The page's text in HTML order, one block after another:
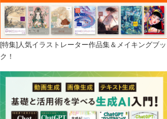
[特集]人気イラストレーター作品集＆メイキングブッ
ク！